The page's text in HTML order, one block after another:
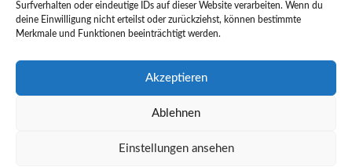
Surfverhalten oder eindeutige IDs auf dieser Website verarbeiten. Wenn du
deine Einwilligung nicht erteilst oder zurückziehst, können bestimmte
Merkmale und Funktionen beeinträchtigt werden.
Akzeptieren
Ablehnen
Einstellungen ansehen
Künstler
Lichtkunst
Kontakt